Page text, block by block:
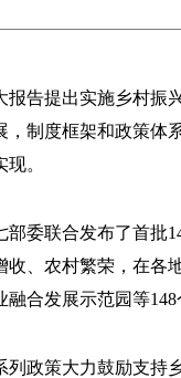
报告提出实施乡村振
制度框架和政策体
。
部委联合发布了首
收、农村繁荣，在
融合发展示范园等
列政策大力鼓励支持